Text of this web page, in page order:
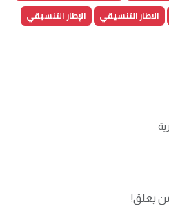
الاطار التنسيقي
الإطار التنسيقي
يعلق!